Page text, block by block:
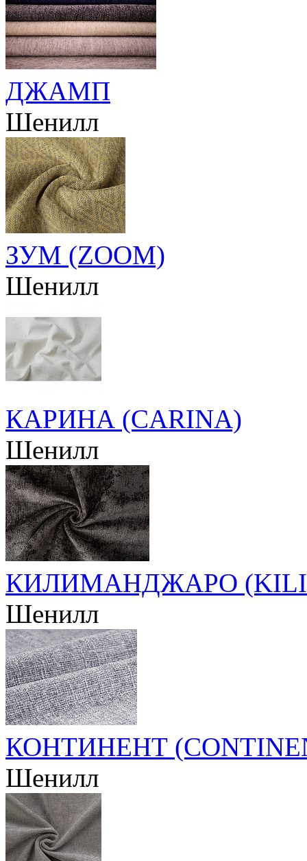
ДЖАМП
Шенилл
ЗУМ (ZOOM)
Шенилл
КАРИНА (CARINA)
Шенилл
КИЛИМАНДЖАРО
Шенилл
КОНТИНЕНТ
Шенилл